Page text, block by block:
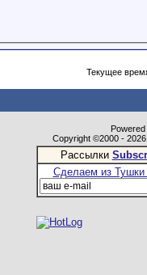
Текущее
Copyright ©2000 -
Рассылки
Сделаем из Тушки